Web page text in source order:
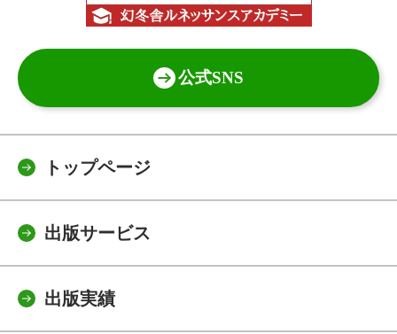
公式SNS
トップページ
出版サービス
出版実績